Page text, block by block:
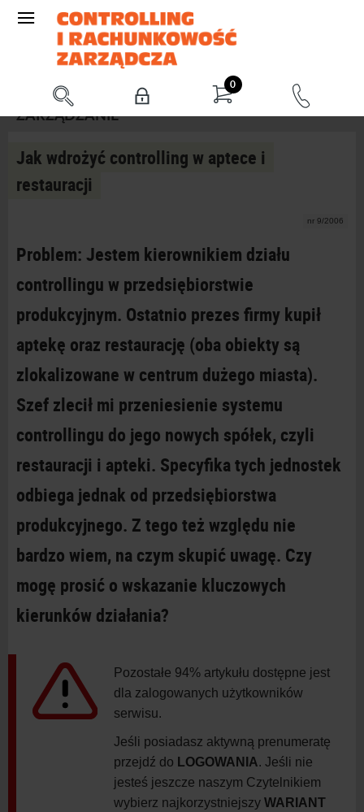
0
ZARZĄDZANIE
Jak wdrożyć controlling w aptece i
restauracji
nr 9/2006
Problem: Jestem kierownikiem działu
controllingu w przedsiębiorstwie
produkcyjnym. Ostatnio prezes firmy kupił
aptekę oraz restaurację (oba obiekty są
zlokalizowane w centrum dużego miasta).
Szef zlecił mi przeniesienie systemu
controllingu do jego nowych spółek, czyli
restauracji i apteki. Specyfika tych jednostek
odbiega jednak od przedsiębiorstwa
produkcyjnego. Z tego też względu nie
bardzo wiem, na czym skupić uwagę. Czy
mogę prosić o wskazanie kluczowych
kierunków działania?
Pozostałe 94% artykułu dostępne jest
dla zalogowanych użytkowników
serwisu.
Jeśli posiadasz aktywną prenumeratę
przejdź do LOGOWANIA. Jeśli nie
jesteś jeszcze naszym Czytelnikiem
wybierz najkorzystniejszy WARIANT